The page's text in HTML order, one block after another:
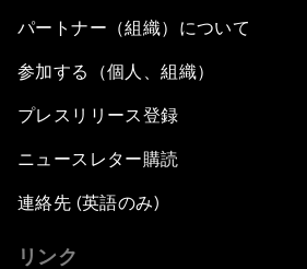
パートナー（組織）について
参加する（個人、組織）
プレスリリース登録
ニュースレター購読
連絡先 (英語のみ)
リンク